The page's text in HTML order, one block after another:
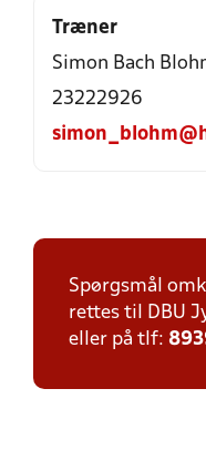
Træner
Simon Bach
23222926
Spørgsmål
rettes til DBU
eller på tlf: